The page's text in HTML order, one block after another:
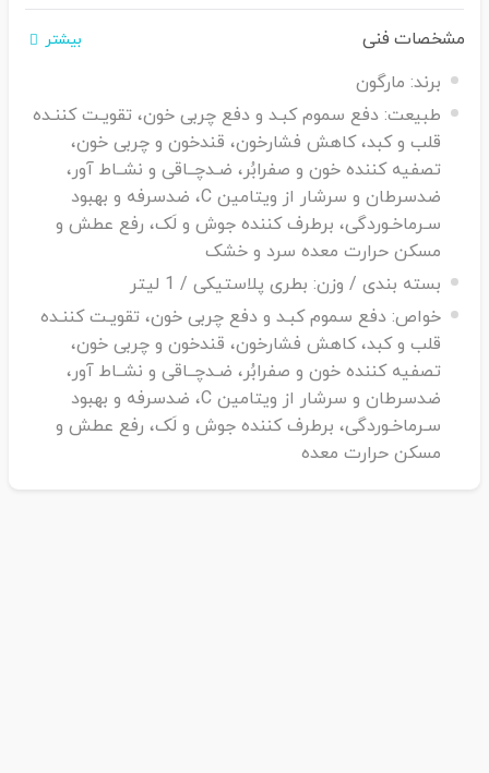
همچنین نشان داده شده است که افرادی که عصاره زرشک را
مصرف می‌کنند بطور قابل توجهی سالم هستند.
مشخصات فنی بیشتر
برند: مارگون
طبیعت: دفع سموم کبـد و دفع چربی خون، تقویـت کننـده
قلب و کبد، کاهش فشارخون، قندخون و چربی خون،
تصفیه کننده خون و صفرابُر، ضـدچــاقی و نشــاط آور،
ضدسرطان و سرشار از ویتامین C، ضدسرفه و بهبود
سـرماخـوردگی، برطرف کننده جوش و لَک، رفع عطش و
مسکن حرارت معده سرد و خشک
بسته بندی / وزن: بطری پلاستیکی / 1 لیتر
خواص: دفع سموم کبـد و دفع چربی خون، تقویـت کننـده
قلب و کبد، کاهش فشارخون، قندخون و چربی خون،
تصفیه کننده خون و صفرابُر، ضـدچــاقی و نشــاط آور،
ضدسرطان و سرشار از ویتامین C، ضدسرفه و بهبود
سـرماخـوردگی، برطرف کننده جوش و لَک، رفع عطش و
مسکن حرارت معده